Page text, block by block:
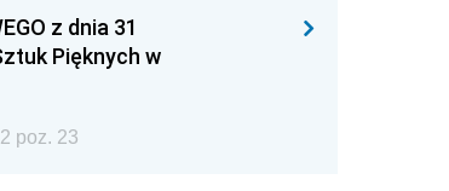
z dnia 31
Pięknych w
poz. 23